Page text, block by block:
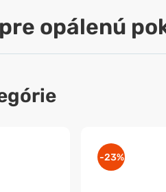
opálenú
-23%